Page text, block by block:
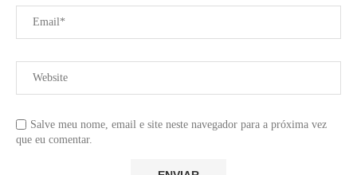
Salve meu nome, email e site neste navegador para a próxima vez
que eu comentar.